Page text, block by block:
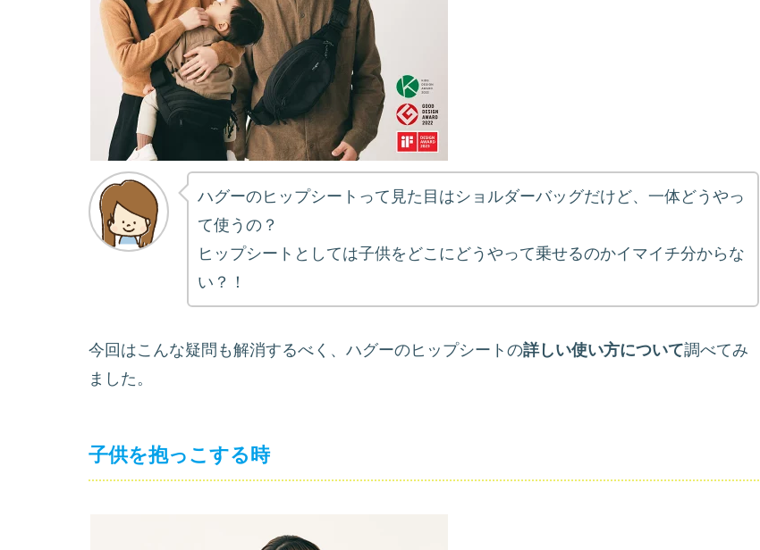
ハグーのヒップシートって見た目はショルダーバッグだけど、一体どうやっ
て使うの？
ヒップシートとしては子供をどこにどうやって乗せるのかイマイチ分からな
い？！
今回はこんな疑問も解消するべく、ハグーのヒップシートの詳しい使い方について調べてみ
ました。
子供を抱っこする時